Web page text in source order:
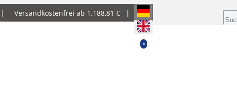
| Versandkostenfrei ab 1.188,81 € |
0